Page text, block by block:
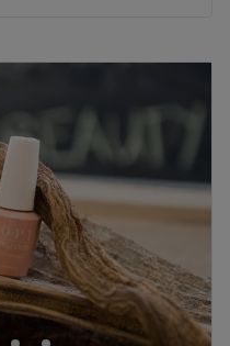
17:30 –22:00
09:00–20:00
Geschlossen
Volketswil ist der Name
kosmetische
Hautbild und
Wunschtermin